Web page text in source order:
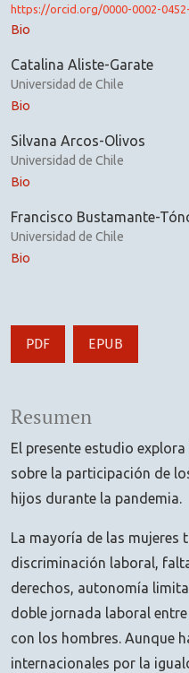
https://orcid.org/0000-0002-
Bio
Catalina Aliste-Garate
Universidad de Chile
Bio
Silvana Arcos-Olivos
Universidad de Chile
Bio
Francisco Bustamante-
Universidad de Chile
Bio
PDF EPUB
Resumen
El presente estudio
sobre la participación de
hijos durante la pandemia.
La mayoría de las mujeres
discriminación laboral,
derechos, autonomía
doble jornada laboral
con los hombres. Aunque
internacionales por la